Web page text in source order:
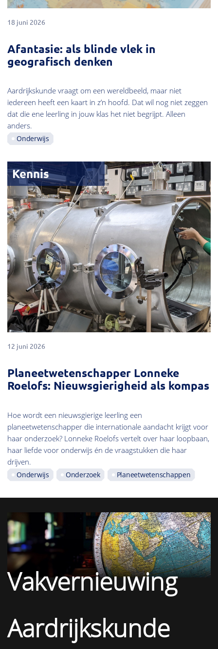
18 juni 2026
Afantasie: als blinde vlek in
geografisch denken
Aardrijkskunde vraagt om een wereldbeeld, maar niet
iedereen heeft een kaart in z’n hoofd. Dat wil nog niet zeggen
dat die ene leerling in jouw klas het niet begrijpt. Alleen
anders.
Onderwijs
Kennis
12 juni 2026
Planeetwetenschapper Lonneke
Roelofs: Nieuwsgierigheid als kompas
Hoe wordt een nieuwsgierige leerling een
planeetwetenschapper die internationale aandacht krijgt voor
haar onderzoek? Lonneke Roelofs vertelt over haar loopbaan,
haar liefde voor onderwijs én de vraagstukken die haar
drijven.
Onderwijs Onderzoek Planeetwetenschappen
Vakvernieuwing
Aardrijkskunde